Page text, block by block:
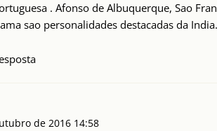
. Afonso de Albuquerque, Sao
sao personalidades destacadas da India.
de 2016 14:58